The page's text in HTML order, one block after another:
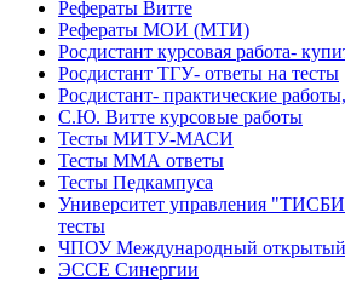
Рефераты Витте
Рефераты МОИ (МТИ)
Росдистант курсовая работа-
Росдистант ТГУ- ответы на тесты
Росдистант- практические
С.Ю. Витте курсовые работы
Тесты МИТУ-МАСИ
Тесты ММА ответы
Тесты Педкампуса
Университет управления
тесты
ЧПОУ Международный открытый
ЭССЕ Синергии